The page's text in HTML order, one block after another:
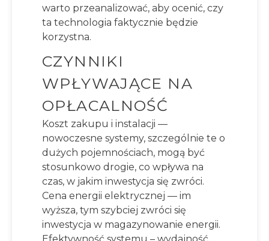
warto przeanalizować, aby ocenić, czy
ta technologia faktycznie będzie
korzystna.
CZYNNIKI
WPŁYWAJĄCE NA
OPŁACALNOŚĆ
Koszt zakupu i instalacji —
nowoczesne systemy, szczególnie te o
dużych pojemnościach, mogą być
stosunkowo drogie, co wpływa na
czas, w jakim inwestycja się zwróci.
Cena energii elektrycznej — im
wyższa, tym szybciej zwróci się
inwestycja w magazynowanie energii.